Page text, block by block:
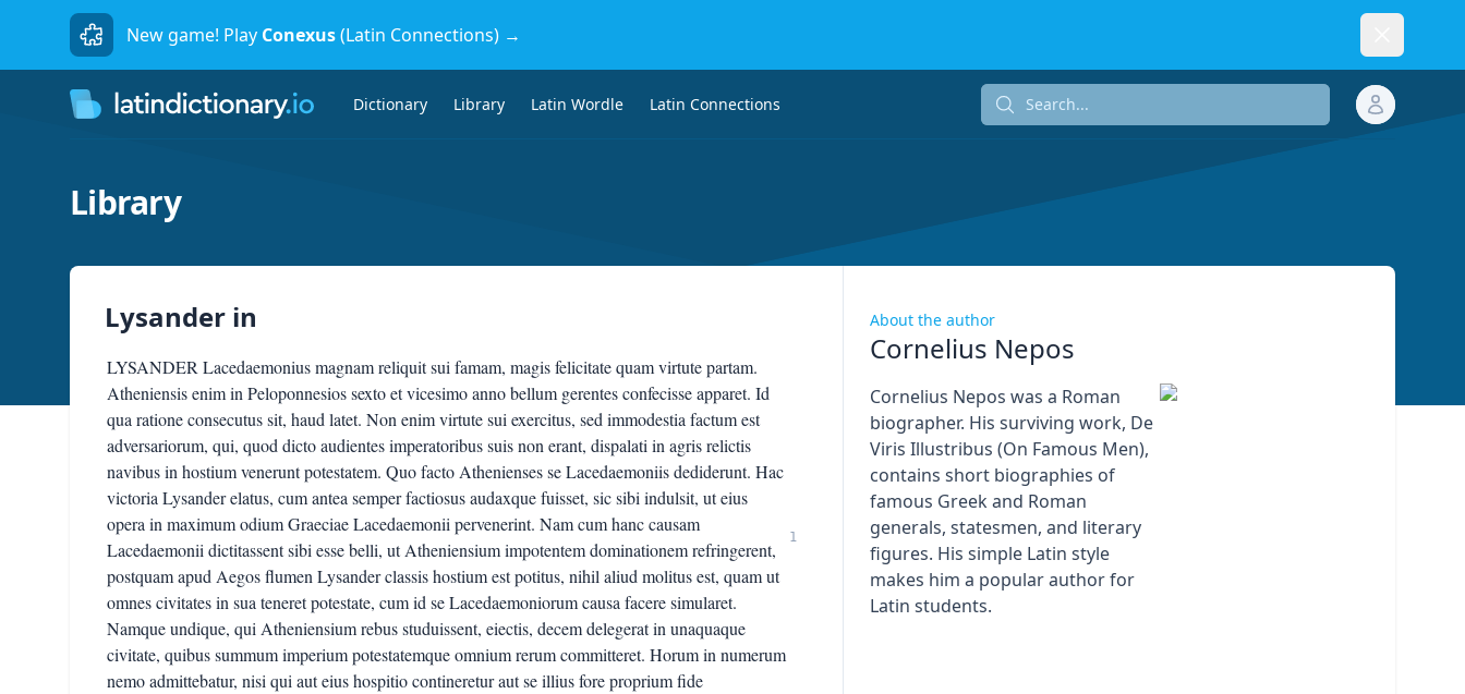
New game! Play Conexus(Latin Connections) →
Dictionary Library Latin Wordle Latin Connections Search...
Library
Lysander in
LYSANDER Lacedaemonius magnam reliquit sui famam, magis felicitate quam virtute partam.
Atheniensis enim in Peloponnesios sexto et vicesimo anno bellum gerentes confecisse apparet. Id
qua ratione consecutus sit, haud latet. Non enim virtute sui exercitus, sed immodestia factum est
adversariorum, qui, quod dicto audientes imperatoribus suis non erant, dispalati in agris relictis
navibus in hostium venerunt potestatem. Quo facto Athenienses se Lacedaemoniis dediderunt. Hac
victoria Lysander elatus, cum antea semper factiosus audaxque fuisset, sic sibi indulsit, ut eius
opera in maximum odium Graeciae Lacedaemonii pervenerint. Nam cum hanc causam
Lacedaemonii dictitassent sibi esse belli, ut Atheniensium impotentem dominationem refringerent,
postquam apud Aegos flumen Lysander classis hostium est potitus, nihil aliud molitus est, quam ut
omnes civitates in sua teneret potestate, cum id se Lacedaemoniorum causa facere simularet.
Namque undique, qui Atheniensium rebus studuissent, eiectis, decem delegerat in unaquaque
civitate, quibus summum imperium potestatemque omnium rerum committeret. Horum in numerum
nemo admittebatur, nisi qui aut eius hospitio contineretur aut se illius fore proprium fide
1
About the author
Cornelius Nepos
Cornelius Nepos was a Roman
biographer. His surviving work, De
Viris Illustribus (On Famous Men),
contains short biographies of
famous Greek and Roman
generals, statesmen, and literary
figures. His simple Latin style
makes him a popular author for
Latin students.